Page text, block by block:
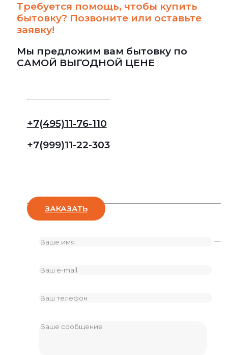
Требуется помощь, чтобы купить
бытовку? Позвоните или оставьте
заявку!
Мы предложим вам бытовку по
САМОЙ ВЫГОДНОЙ ЦЕНЕ
+7(495)11-76-110
+7(999)11-22-303
ЗАКАЗАТЬ